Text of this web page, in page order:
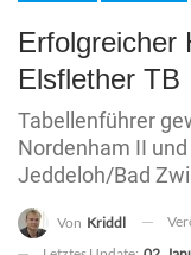
Erfolgreicher
Elsflether TB
Tabellenführer
Nordenham II
Jeddeloh/Bad
Von Kriddl